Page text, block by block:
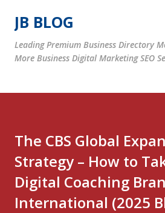
JB BLOG
Leading Premium Business Directory
More Business Digital Marketing SEO
The CBS Global
Strategy – How to
Digital Coaching
International (2025